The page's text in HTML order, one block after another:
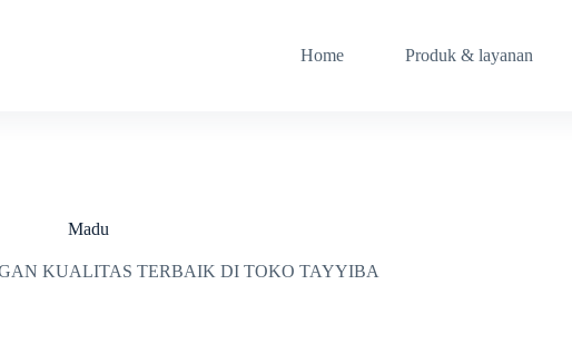
Home Produk & layanan
Madu
KUALITAS TERBAIK DI TOKO TAYYIBA